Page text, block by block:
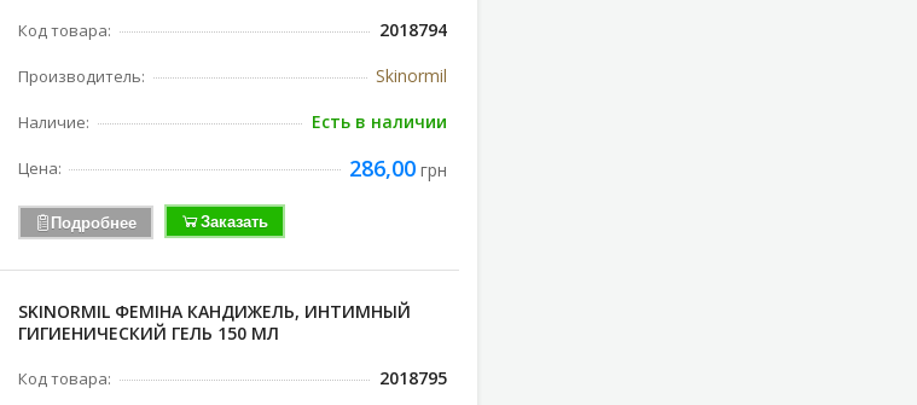
Код товара: 2018794
Производитель: Skinormil
Наличие: Есть в наличии
Цена: 286,00грн
Подробнее Заказать
SKINORMIL ФЕМІНА КАНДИЖЕЛЬ, ИНТИМНЫЙ
ГИГИЕНИЧЕСКИЙ ГЕЛЬ 150 МЛ
Код товара: 2018795